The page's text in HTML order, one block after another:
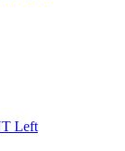
Left